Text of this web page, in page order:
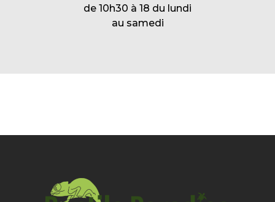
de 10h30 à 18 du lundi
au samedi